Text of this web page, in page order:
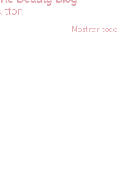
Mostrar todo